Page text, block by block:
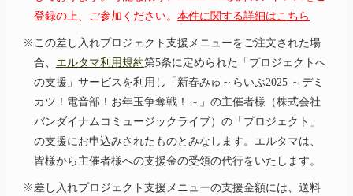
登録の上、ご参加ください。 本件に関する詳細はこちら
※この差し入れプロジェクト支援メニューをご注文された場
合、 エルタマ利用規約第5条に定められた「プロジェクトへ
の支援」サービスを利用し
「新春みゅ～らいぶ2025 ～デミ
カツ！電音部！お年玉争奪戦！～」 の主催者様（株式会社
バンダイナムコミュージックライブ）の「プロジェクト」
の支援にお申込みされたものとみなします。エルタマは、
皆様から主催者様への支援金の受領の代行をいたします。
※差し入れプロジェクト支援メニューの支援金額には、送料